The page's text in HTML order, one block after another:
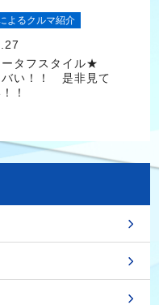
よるクルマ紹介
タフスタイル★
バい！！ 是非見て
！